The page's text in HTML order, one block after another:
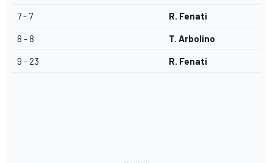
7 - 7 R. Fenati
8 - 8 T. Arbolino
9 - 23 R. Fenati